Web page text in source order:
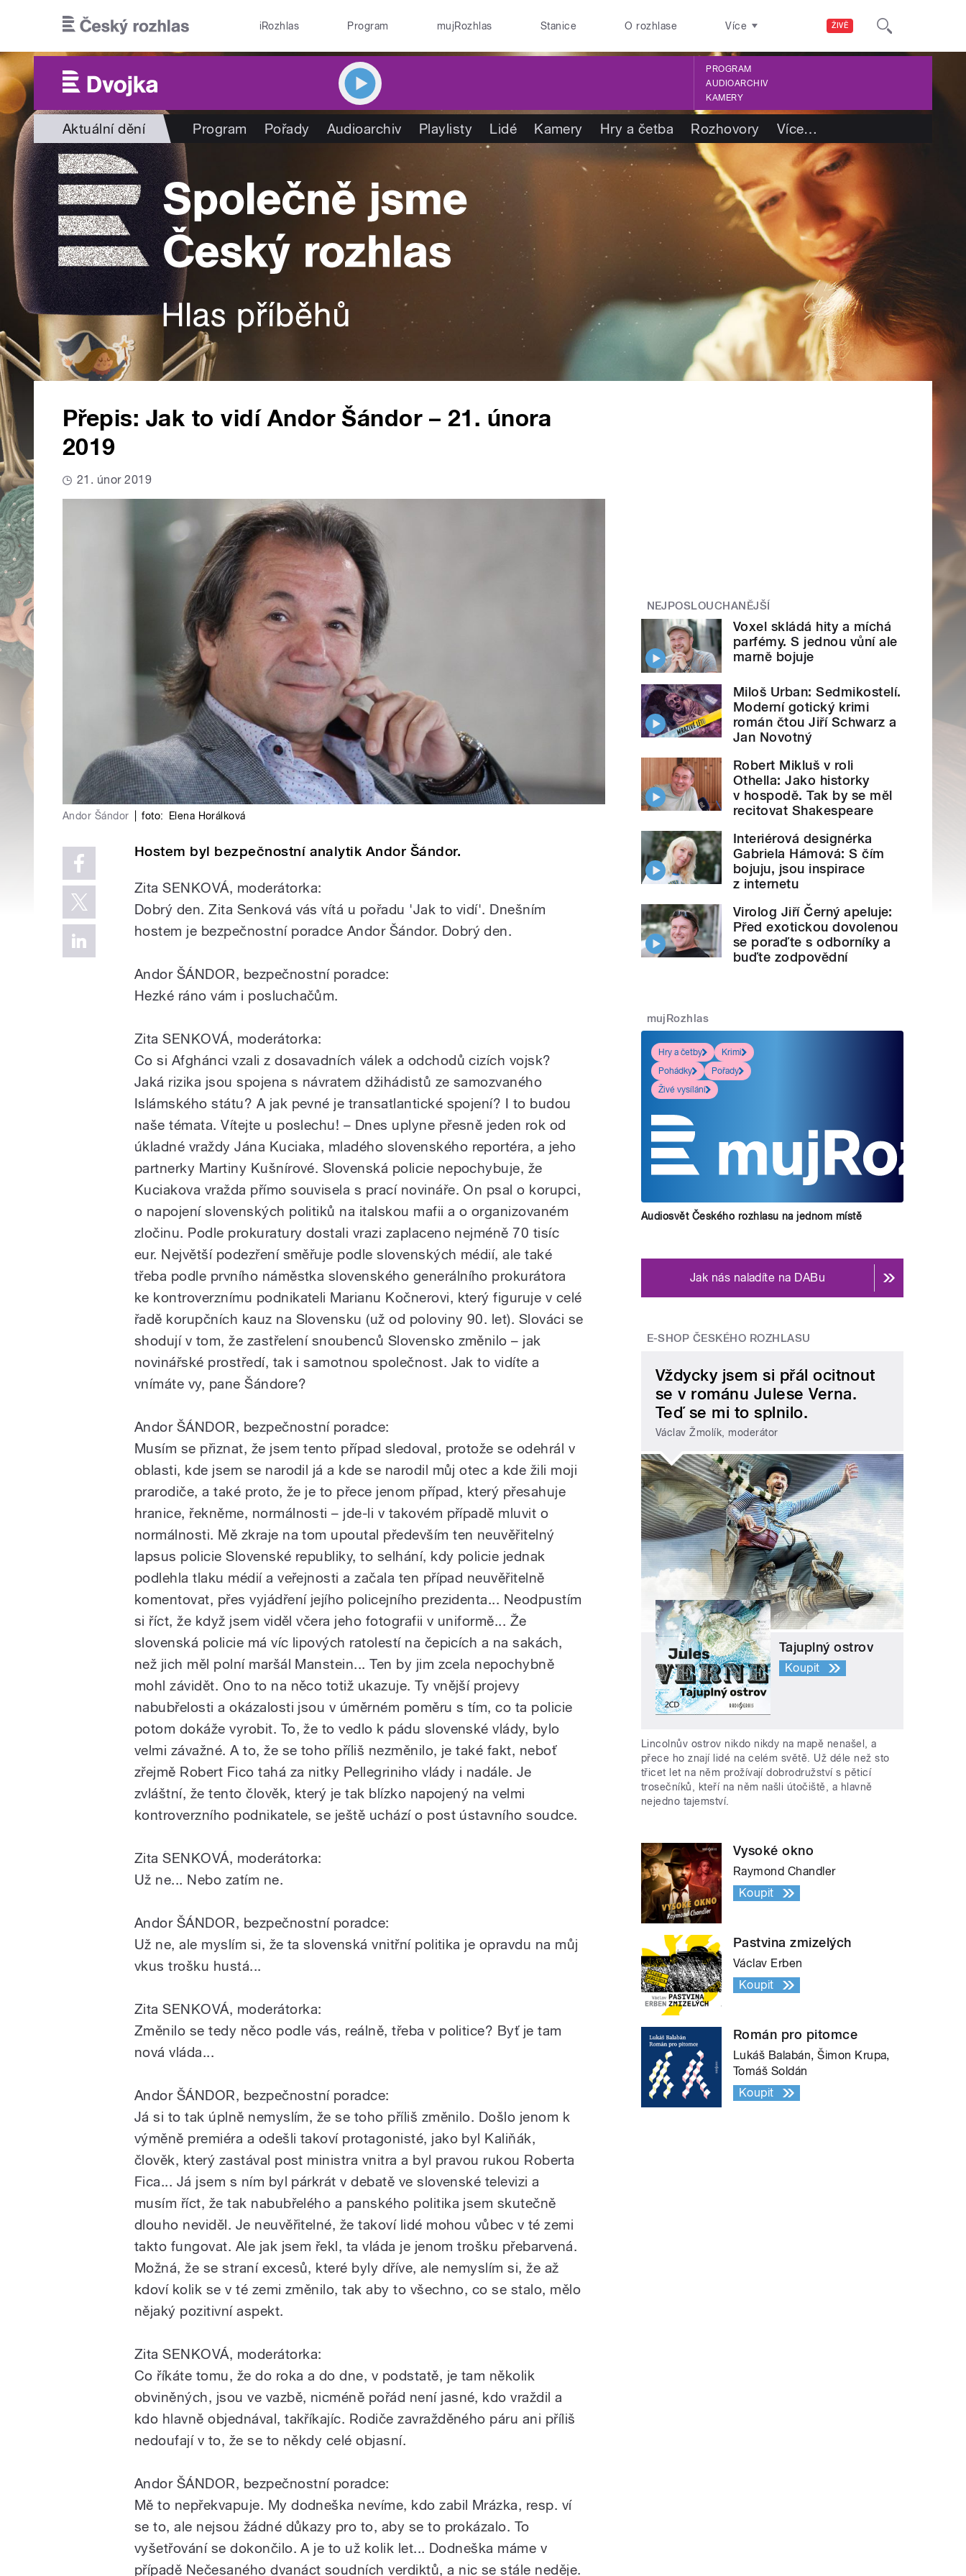
ŽIVĚ
iRozhlas Program mujRozhlas Stanice O rozhlase Více
PROGRAM
AUDIOARCHIV
KAMERY
Aktuální dění Program Pořady Audioarchiv Playlisty Lidé Kamery Hry a četba Rozhovory Více…
Přepis: Jak to vidí Andor Šándor – 21. února
2019
21. únor 2019
Andor Šándor foto: Elena Horálková
Hostem byl bezpečnostní analytik Andor Šándor.
Zita SENKOVÁ, moderátorka:
Dobrý den. Zita Senková vás vítá u pořadu 'Jak to vidí'. Dnešním
hostem je bezpečnostní poradce Andor Šándor. Dobrý den.
Andor ŠÁNDOR, bezpečnostní poradce:
Hezké ráno vám i posluchačům.
Zita SENKOVÁ, moderátorka:
Co si Afghánci vzali z dosavadních válek a odchodů cizích vojsk?
Jaká rizika jsou spojena s návratem džihádistů ze samozvaného
Islámského státu? A jak pevné je transatlantické spojení? I to budou
naše témata. Vítejte u poslechu! – Dnes uplyne přesně jeden rok od
úkladné vraždy Jána Kuciaka, mladého slovenského reportéra, a jeho
partnerky Martiny Kušnírové. Slovenská policie nepochybuje, že
Kuciakova vražda přímo souvisela s prací novináře. On psal o korupci,
o napojení slovenských politiků na italskou mafii a o organizovaném
zločinu. Podle prokuratury dostali vrazi zaplaceno nejméně 70 tisíc
eur. Největší podezření směřuje podle slovenských médií, ale také
třeba podle prvního náměstka slovenského generálního prokurátora
ke kontroverznímu podnikateli Marianu Kočnerovi, který figuruje v celé
řadě korupčních kauz na Slovensku (už od poloviny 90. let). Slováci se
shodují v tom, že zastřelení snoubenců Slovensko změnilo – jak
novinářské prostředí, tak i samotnou společnost. Jak to vidíte a
vnímáte vy, pane Šándore?
Andor ŠÁNDOR, bezpečnostní poradce:
Musím se přiznat, že jsem tento případ sledoval, protože se odehrál v
oblasti, kde jsem se narodil já a kde se narodil můj otec a kde žili moji
prarodiče, a také proto, že je to přece jenom případ, který přesahuje
hranice, řekněme, normálnosti – jde-li v takovém případě mluvit o
normálnosti. Mě zkraje na tom upoutal především ten neuvěřitelný
lapsus policie Slovenské republiky, to selhání, kdy policie jednak
podlehla tlaku médií a veřejnosti a začala ten případ neuvěřitelně
komentovat, přes vyjádření jejího policejního prezidenta... Neodpustím
si říct, že když jsem viděl včera jeho fotografii v uniformě... Že
slovenská policie má víc lipových ratolestí na čepicích a na sakách,
než jich měl polní maršál Manstein... Ten by jim zcela nepochybně
mohl závidět. Ono to na něco totiž ukazuje. Ty vnější projevy
nabubřelosti a okázalosti jsou v úměrném poměru s tím, co ta policie
potom dokáže vyrobit. To, že to vedlo k pádu slovenské vlády, bylo
velmi závažné. A to, že se toho příliš nezměnilo, je také fakt, neboť
zřejmě Robert Fico tahá za nitky Pellegriniho vlády i nadále. Je
zvláštní, že tento člověk, který je tak blízko napojený na velmi
kontroverzního podnikatele, se ještě uchází o post ústavního soudce.
Zita SENKOVÁ, moderátorka:
Už ne... Nebo zatím ne.
Andor ŠÁNDOR, bezpečnostní poradce:
Už ne, ale myslím si, že ta slovenská vnitřní politika je opravdu na můj
vkus trošku hustá...
Zita SENKOVÁ, moderátorka:
Změnilo se tedy něco podle vás, reálně, třeba v politice? Byť je tam
nová vláda...
Andor ŠÁNDOR, bezpečnostní poradce:
Já si to tak úplně nemyslím, že se toho příliš změnilo. Došlo jenom k
výměně premiéra a odešli takoví protagonisté, jako byl Kaliňák,
člověk, který zastával post ministra vnitra a byl pravou rukou Roberta
Fica... Já jsem s ním byl párkrát v debatě ve slovenské televizi a
musím říct, že tak nabubřelého a panského politika jsem skutečně
dlouho neviděl. Je neuvěřitelné, že takoví lidé mohou vůbec v té zemi
takto fungovat. Ale jak jsem řekl, ta vláda je jenom trošku přebarvená.
Možná, že se straní excesů, které byly dříve, ale nemyslím si, že až
kdoví kolik se v té zemi změnilo, tak aby to všechno, co se stalo, mělo
nějaký pozitivní aspekt.
Zita SENKOVÁ, moderátorka:
Co říkáte tomu, že do roka a do dne, v podstatě, je tam několik
obviněných, jsou ve vazbě, nicméně pořád není jasné, kdo vraždil a
kdo hlavně objednával, takříkajíc. Rodiče zavražděného páru ani příliš
nedoufají v to, že se to někdy celé objasní.
Andor ŠÁNDOR, bezpečnostní poradce:
Mě to nepřekvapuje. My dodneška nevíme, kdo zabil Mrázka, resp. ví
se to, ale nejsou žádné důkazy pro to, aby se to prokázalo. To
vyšetřování se dokončilo. A je to už kolik let... Dodneška máme v
případě Nečesaného dvanáct soudních verdiktů, a nic se stále neděje.
NEJPOSLOUCHANĚJŠÍ
Voxel skládá hity a míchá
parfémy. S jednou vůní ale
marně bojuje
Miloš Urban: Sedmikostelí.
Moderní gotický krimi
román čtou Jiří Schwarz a
Jan Novotný
Robert Mikluš v roli
Othella: Jako historky
v hospodě. Tak by se měl
recitovat Shakespeare
Interiérová designérka
Gabriela Hámová: S čím
bojuju, jsou inspirace
z internetu
Virolog Jiří Černý apeluje:
Před exotickou dovolenou
se poraďte s odborníky a
buďte zodpovědní
mujRozhlas
Hry a četby
Krimi
Pohádky
Pořady
Živé vysílání
Audiosvět Českého rozhlasu na jednom místě
Jak nás naladíte na DABu
E-SHOP ČESKÉHO ROZHLASU
Vždycky jsem si přál ocitnout
se v románu Julese Verna.
Teď se mi to splnilo.
Václav Žmolík, moderátor
Tajuplný ostrov
Koupit
Lincolnův ostrov nikdo nikdy na mapě nenašel, a
přece ho znají lidé na celém světě. Už déle než sto
třicet let na něm prožívají dobrodružství s pěticí
trosečníků, kteří na něm našli útočiště, a hlavně
nejedno tajemství.
Vysoké okno
Raymond Chandler
Koupit
Pastvina zmizelých
Václav Erben
Koupit
Román pro pitomce
Lukáš Balabán, Šimon Krupa,
Tomáš Soldán
Koupit